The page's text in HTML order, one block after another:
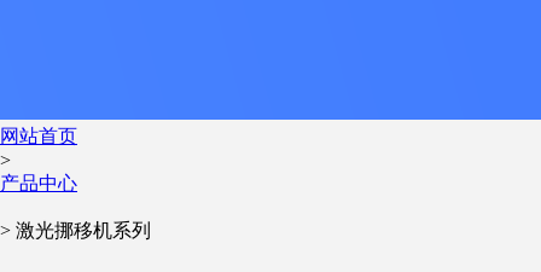
网站首页
>
产品中心
> 激光挪移机系列